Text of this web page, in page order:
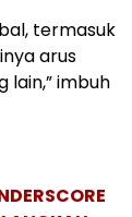
termasuk
arus
imbuh